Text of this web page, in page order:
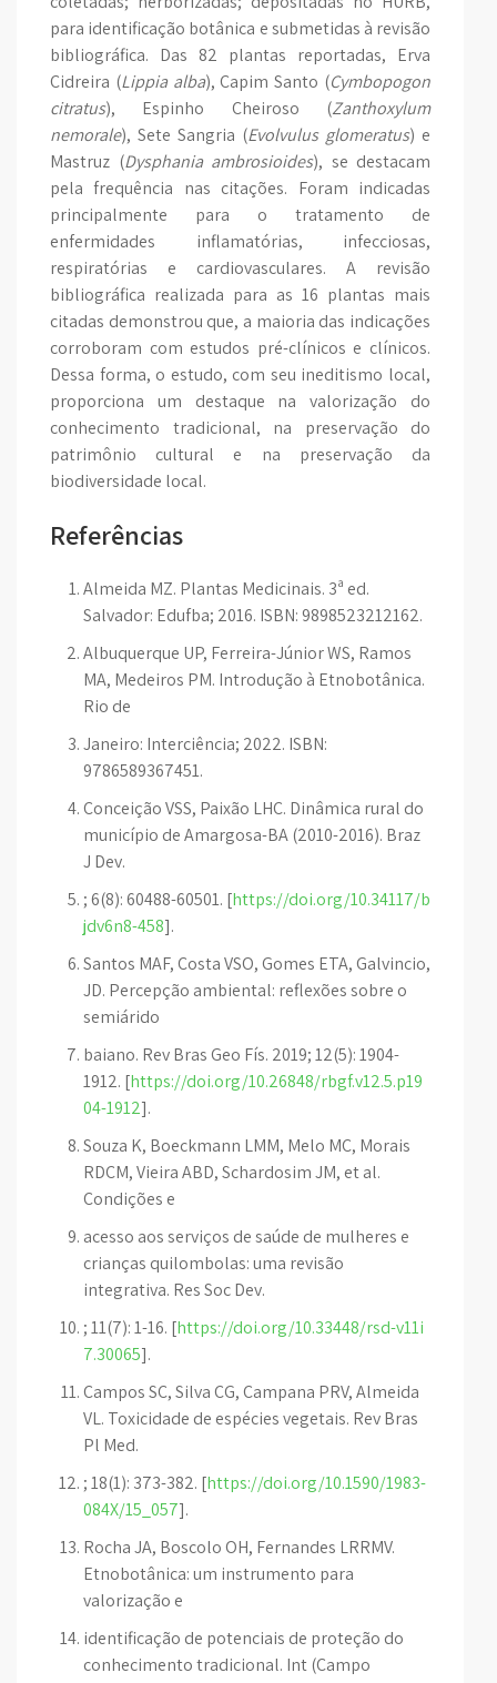
para identificação botânica e submetidas à revisão
bibliográfica. Das 82 plantas reportadas, Erva
Cidreira (Lippia alba), Capim Santo (Cymbopogon
citratus), Espinho Cheiroso (Zanthoxylum
nemorale), Sete Sangria (Evolvulus glomeratus) e
Mastruz (Dysphania ambrosioides), se destacam
pela frequência nas citações. Foram indicadas
principalmente para o tratamento de
enfermidades inflamatórias, infecciosas,
respiratórias e cardiovasculares. A revisão
bibliográfica realizada para as 16 plantas mais
citadas demonstrou que, a maioria das indicações
corroboram com estudos pré-clínicos e clínicos.
Dessa forma, o estudo, com seu ineditismo local,
proporciona um destaque na valorização do
conhecimento tradicional, na preservação do
patrimônio cultural e na preservação da
biodiversidade local.
Referências
Almeida MZ. Plantas Medicinais. 3ª ed.
Salvador: Edufba; 2016. ISBN: 9898523212162.
Albuquerque UP, Ferreira-Júnior WS, Ramos
MA, Medeiros PM. Introdução à Etnobotânica.
Rio de
Janeiro: Interciência; 2022. ISBN:
9786589367451.
Conceição VSS, Paixão LHC. Dinâmica rural do
município de Amargosa-BA (2010-2016). Braz
J Dev.
; 6(8): 60488-60501. [https://doi.org/10.34117/b
jdv6n8-458].
Santos MAF, Costa VSO, Gomes ETA, Galvincio,
JD. Percepção ambiental: reflexões sobre o
semiárido
baiano. Rev Bras Geo Fís. 2019; 12(5): 1904-
1912. [https://doi.org/10.26848/rbgf.v12.5.p19
04-1912].
Souza K, Boeckmann LMM, Melo MC, Morais
RDCM, Vieira ABD, Schardosim JM, et al.
Condições e
acesso aos serviços de saúde de mulheres e
crianças quilombolas: uma revisão
integrativa. Res Soc Dev.
; 11(7): 1-16. [https://doi.org/10.33448/rsd-v11i
7.30065].
Campos SC, Silva CG, Campana PRV, Almeida
VL. Toxicidade de espécies vegetais. Rev Bras
Pl Med.
; 18(1): 373-382. [https://doi.org/10.1590/1983-
084X/15_057].
Rocha JA, Boscolo OH, Fernandes LRRMV.
Etnobotânica: um instrumento para
valorização e
identificação de potenciais de proteção do
conhecimento tradicional. Int (Campo